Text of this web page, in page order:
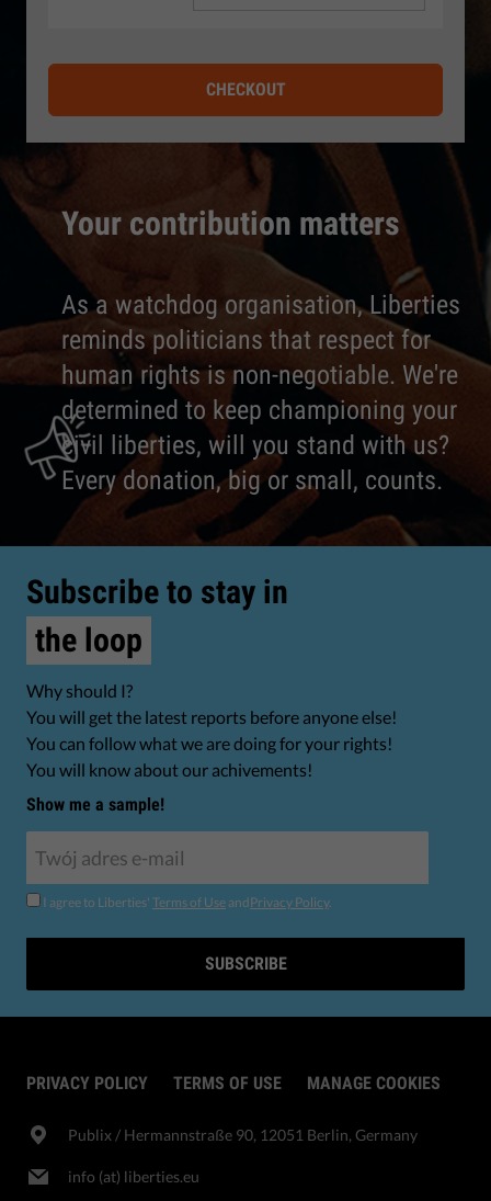
Your contribution matters
As a watchdog organisation, Liberties
reminds politicians that respect for
human rights is non-negotiable. We're
determined to keep championing your
civil liberties, will you stand with us?
Every donation, big or small, counts.
CHECKOUT
Subscribe to stay in
the loop
Why should I?
You will get the latest reports before anyone else!
You can follow what we are doing for your rights!
You will know about our achivements!
Show me a sample!
I agree to Liberties' Terms of Use andPrivacy Policy.
SUBSCRIBE
PRIVACY POLICY TERMS OF USE MANAGE COOKIES
Publix​ / Hermannstraße 90, 12051 Berlin, Germany
info (at) liberties.eu